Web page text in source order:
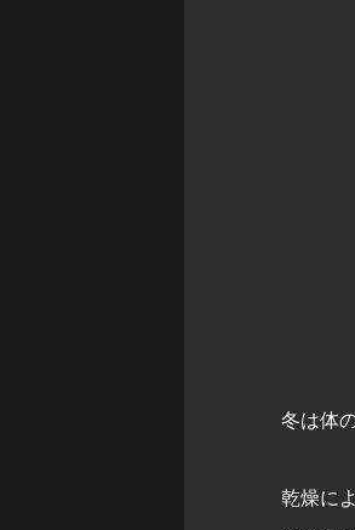
冬は体
乾燥に